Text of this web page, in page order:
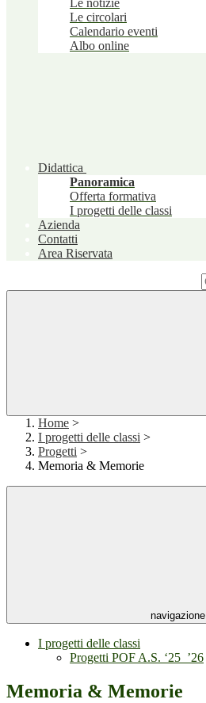
Le notizie
Le circolari
Calendario eventi
Albo online
Didattica
Panoramica
Offerta formativa
I progetti delle classi
Azienda
Contatti
Area Riservata
Home >
I progetti delle classi >
Progetti >
Memoria & Memorie
navigazione
I progetti delle classi
Progetti POF A.S. ‘25_’26
Memoria & Memorie